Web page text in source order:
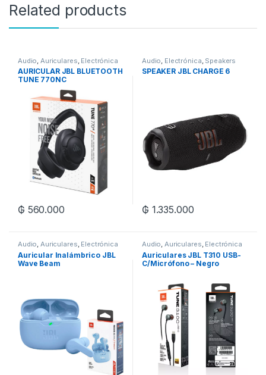
Related products
Audio Auriculares Electrónica
AURICULAR JBL BLUETOOTH
TUNE 770NC
₲ 560.000
Audio Electrónica Speakers
SPEAKER JBL CHARGE 6
₲ 1.335.000
Audio,Auriculares, Electrónica
Auricular Inalámbrico JBL
Wave Beam
Audio,Auriculares, Electrónica
Auriculares JBL T310 USB-
C/Micrófono – Negro